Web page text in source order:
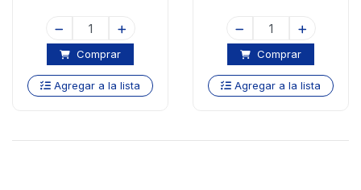
Comprar
Agregar a la lista
Comprar
Agregar a la lista